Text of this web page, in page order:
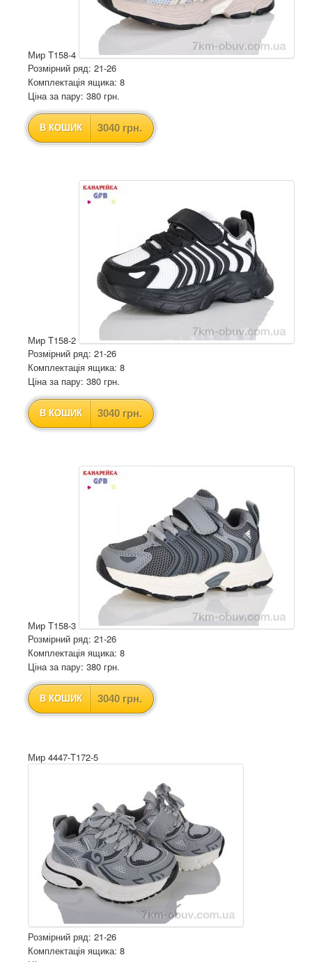
Мир T158-4
Розмірний ряд: 21-26
Комплектація ящика: 8
Ціна за пару: 380 грн.
В КОШИК 3040 грн.
Мир T158-2
Розмірний ряд: 21-26
Комплектація ящика: 8
Ціна за пару: 380 грн.
В КОШИК 3040 грн.
Мир T158-3
Розмірний ряд: 21-26
Комплектація ящика: 8
Ціна за пару: 380 грн.
В КОШИК 3040 грн.
Мир 4447-T172-5
Розмірний ряд: 21-26
Комплектація ящика: 8